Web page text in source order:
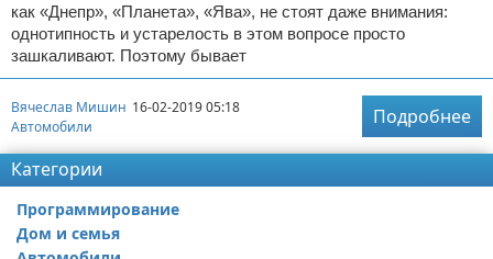
как «Днепр», «Планета», «Ява», не стоят даже внимания:
однотипность и устарелость в этом вопросе просто
зашкаливают. Поэтому бывает
Вячеслав Мишин 16-02-2019 05:18
Автомобили
Подробнее
Категории
Программирование
Дом и семья